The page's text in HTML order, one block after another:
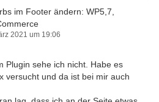
im Footer ändern: WP5,7,
2021 um 19:06
Plugin sehe ich nicht. Habe es
versucht und da ist bei mir auch